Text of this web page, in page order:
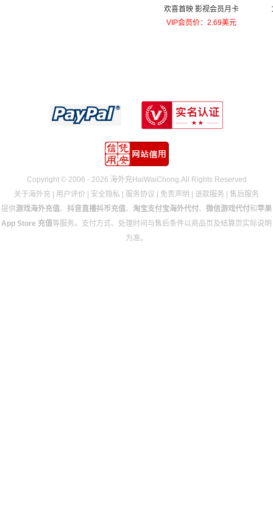
欢喜首映 影视会员月卡
VIP会员价：2.69美元
Copyright © 2006 - 2026 海外充HaiWaiChong.All Rights Reserved
关于海外充 | 用户评价 | 安全隐私 | 服务协议 | 免责声明 | 退款服务 | 售后服务
提供游戏海外充值、 抖音直播抖币充值、 淘宝支付宝海外代付、 微信游戏代付和 苹果
App Store 充值等服务。支付方式、处理时间与售后条件以商品页及结算页实际说明
为准。